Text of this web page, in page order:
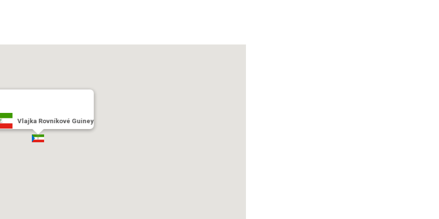
Vlajka Rovníkové Guiney